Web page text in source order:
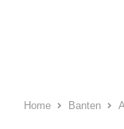
Home Banten